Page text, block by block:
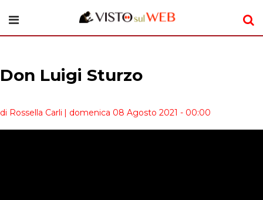
Don Luigi Sturzo
di Rossella Carli | domenica 08 Agosto 2021 - 00:00